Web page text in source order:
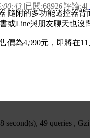
|已閱:68926|評論:4|
或Line與朋友聊天也沒
價為4,990元，即將在
second(s), 49 queries ,